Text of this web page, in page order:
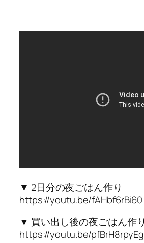
▼ 2日分の夜ごはん作り
https://youtu.be/fAHbf6rBi60
▼ 買い出し後の夜ごはん作り
https://youtu.be/pfBrH8rpyEg